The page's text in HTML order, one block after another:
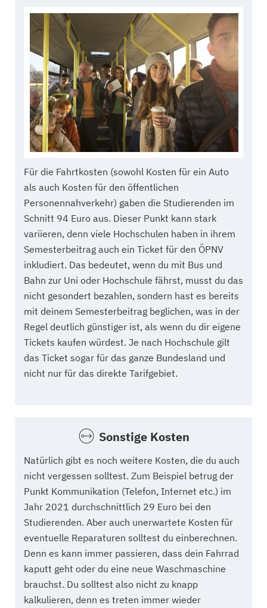
Für die Fahrtkosten (sowohl Kosten für ein Auto
als auch Kosten für den öffentlichen
Personennahverkehr) gaben die Studierenden im
Schnitt 94 Euro aus. Dieser Punkt kann stark
variieren, denn viele Hochschulen haben in ihrem
Semesterbeitrag auch ein Ticket für den ÖPNV
inkludiert. Das bedeutet, wenn du mit Bus und
Bahn zur Uni oder Hochschule fährst, musst du das
nicht gesondert bezahlen, sondern hast es bereits
mit deinem Semesterbeitrag beglichen, was in der
Regel deutlich günstiger ist, als wenn du dir eigene
Tickets kaufen würdest. Je nach Hochschule gilt
das Ticket sogar für das ganze Bundesland und
nicht nur für das direkte Tarifgebiet.
Sonstige Kosten
Natürlich gibt es noch weitere Kosten, die du auch
nicht vergessen solltest. Zum Beispiel betrug der
Punkt Kommunikation (Telefon, Internet etc.) im
Jahr 2021 durchschnittlich 29 Euro bei den
Studierenden. Aber auch unerwartete Kosten für
eventuelle Reparaturen solltest du einberechnen.
Denn es kann immer passieren, dass dein Fahrrad
kaputt geht oder du eine neue Waschmaschine
brauchst. Du solltest also nicht zu knapp
kalkulieren, denn es treten immer wieder